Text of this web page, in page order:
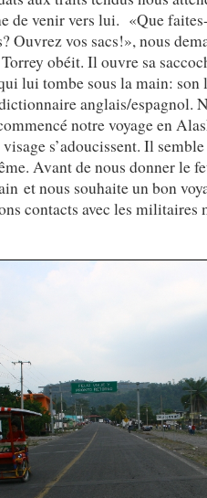
de venir vers lui. «Que
Ouvrez vos sacs!», nous
obéit. Il ouvre sa
lui tombe sous la main: son
anglais/espagnol.
notre voyage en
s’adoucissent. Il
Avant de nous donner le
et nous souhaite un bon
contacts avec les militaires